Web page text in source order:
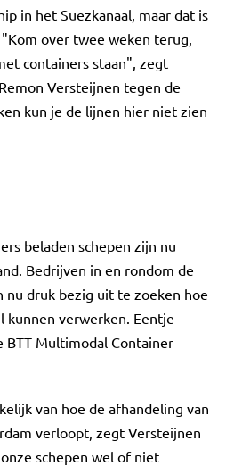
in het Suezkanaal, maar dat is
over twee weken terug,
containers staan", zegt
Versteijnen tegen de
kun je de lijnen hier niet zien
beladen schepen zijn nu
Bedrijven in en rondom de
nu druk bezig uit te zoeken hoe
kunnen verwerken. Eentje
BTT Multimodal Container
van hoe de afhandeling van
verloopt, zegt Versteijnen
schepen wel of niet